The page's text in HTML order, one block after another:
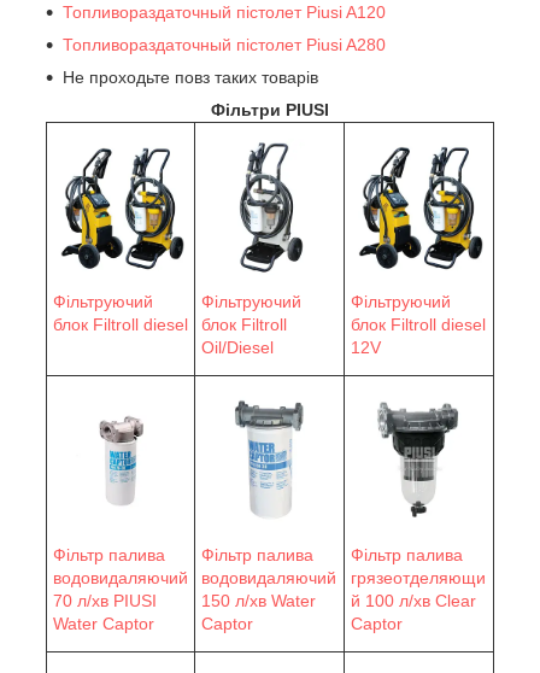
Топливораздаточный пістолет Piusi A120
Топливораздаточный пістолет Piusi A280
Не проходьте повз таких товарів
Фільтри PIUSI
Фільтруючий
блок Filtroll diesel
Фільтруючий
блок Filtroll
Oil/Diesel
Фільтруючий
блок Filtroll diesel
12V
Фільтр палива
водовидаляючий
70 л/хв PIUSI
Water Сaptor
Фільтр палива
водовидаляючий
150 л/хв Water
Сaptor
Фільтр палива
грязеотделяющи
й 100 л/хв Clear
Captor